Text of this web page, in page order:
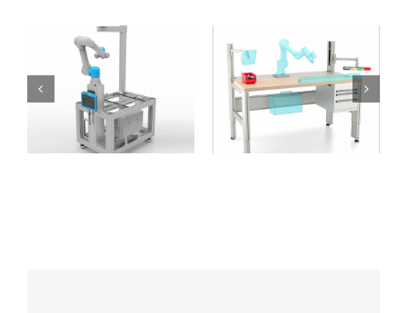
Estructura móvil
ActiNav UR5e de
tamaño mediano
Mesa de trabajo para
la integración de